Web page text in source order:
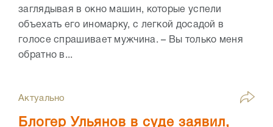
заглядывая в окно машин, которые успели
объехать его иномарку, с легкой досадой в
голосе спрашивает мужчина. – Вы только меня
обратно в...
Актуально
Блогер Ульянов в суде заявил,